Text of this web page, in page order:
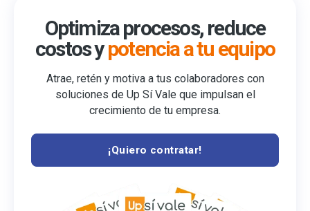
Optimiza procesos, reduce
costos ypotencia a tu equipo
Atrae, retén y motiva a tus colaboradores con
soluciones de Up Sí Vale que impulsan el
crecimiento de tu empresa.
¡Quiero contratar!